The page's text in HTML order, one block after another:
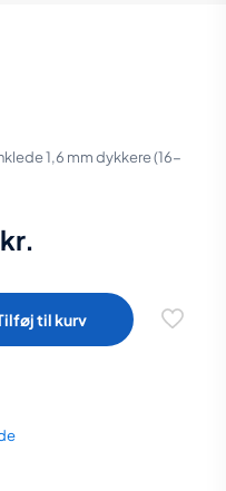
1,6 mm dykkere (16-
kr.
pris
er:
til kurv